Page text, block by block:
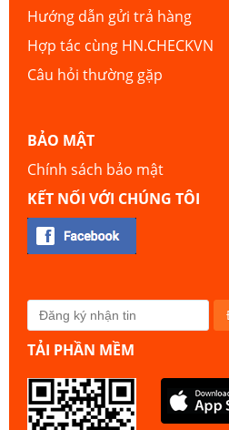
Hướng dẫn gửi trả hàng
Hợp tác cùng HN.CHECKVN
Câu hỏi thường gặp
BẢO MẬT
Chính sách bảo mật
KẾT NỐI VỚI CHÚNG TÔI
TẢI PHẦN MỀM